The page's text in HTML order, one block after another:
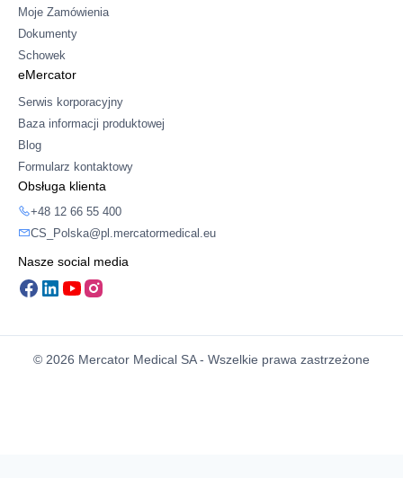
Moje Zamówienia
Dokumenty
Schowek
eMercator
Serwis korporacyjny
Baza informacji produktowej
Blog
Formularz kontaktowy
Obsługa klienta
+48 12 66 55 400
CS_Polska@pl.mercatormedical.eu
Nasze social media
© 2026 Mercator Medical SA - Wszelkie prawa zastrzeżone